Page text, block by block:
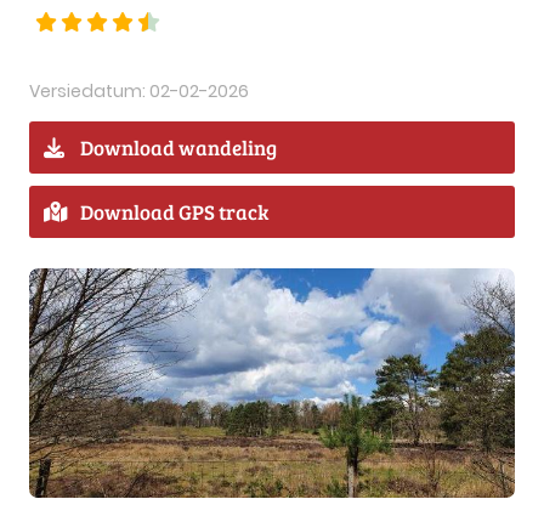
Versiedatum: 02-02-2026
Download wandeling
Download GPS track